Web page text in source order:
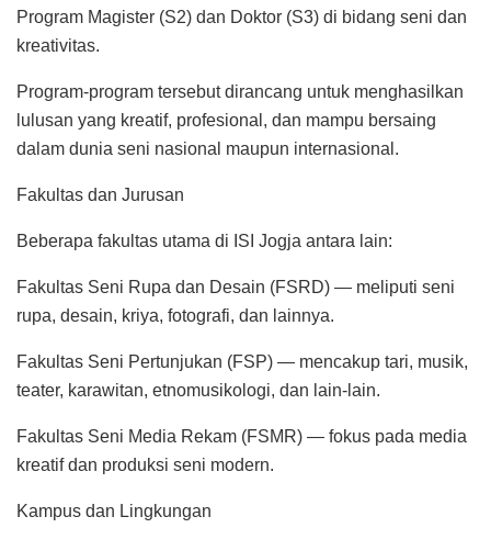
Program Magister (S2) dan Doktor (S3) di bidang seni dan
kreativitas.
Program-program tersebut dirancang untuk menghasilkan
lulusan yang kreatif, profesional, dan mampu bersaing
dalam dunia seni nasional maupun internasional.
Fakultas dan Jurusan
Beberapa fakultas utama di ISI Jogja antara lain:
Fakultas Seni Rupa dan Desain (FSRD) — meliputi seni
rupa, desain, kriya, fotografi, dan lainnya.
Fakultas Seni Pertunjukan (FSP) — mencakup tari, musik,
teater, karawitan, etnomusikologi, dan lain-lain.
Fakultas Seni Media Rekam (FSMR) — fokus pada media
kreatif dan produksi seni modern.
Kampus dan Lingkungan